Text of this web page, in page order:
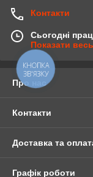
Контакти
Сьогодні
Показати
Про нас
Контакти
Доставка та
Графік роботи
КНОПКА
ЗВ'ЯЗКУ